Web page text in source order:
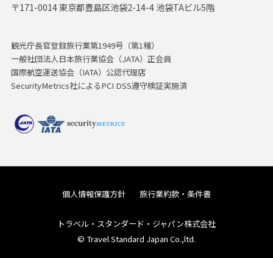
〒171-0014 東京都豊島区池袋2-14-4 池袋TAビル5階
観光庁長官登録旅行業第1949号（第1種）
一般社団法人日本旅行業協会（JATA）正会員
国際航空運送協会（IATA）公認代理店
SecurityMetrics社によるPCI DSS遵守検証実施済
個人情報保護方針 旅行業約款・条件書
トラベル・スタンダード・ジャパン株式会社
© Travel Standard Japan Co.,ltd.